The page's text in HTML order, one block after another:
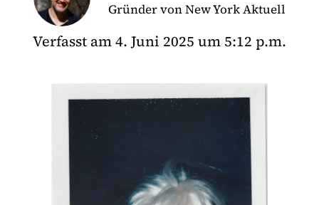
Gründer von New York Aktuell
Verfasst am4. Juni 2025 um 5:12 p.m.